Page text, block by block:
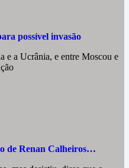
possível invasão
e a Ucrânia, e entre Moscou e
de Renan Calheiros…